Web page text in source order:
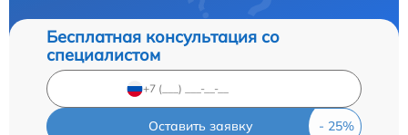
Бесплатная консультация со
специалистом
Оставить заявку